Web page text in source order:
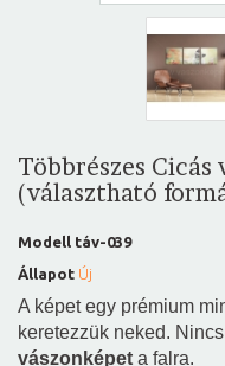
Többrészes Cicás
(választható
Modell táv-039
Állapot Új
A képet egy prémium
keretezzük neked.
vászonképet a falra.